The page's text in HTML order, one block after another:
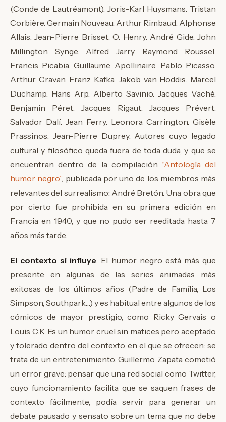
(Conde de Lautréamont). Joris-Karl Huysmans. Tristan
Corbière. Germain Nouveau. Arthur Rimbaud. Alphonse
Allais. Jean-Pierre Brisset. O. Henry. André Gide. John
Millington Synge. Alfred Jarry. Raymond Roussel.
Francis Picabia. Guillaume Apollinaire. Pablo Picasso.
Arthur Cravan. Franz Kafka. Jakob van Hoddis. Marcel
Duchamp. Hans Arp. Alberto Savinio. Jacques Vaché.
Benjamin Péret. Jacques Rigaut. Jacques Prévert.
Salvador Dalí. Jean Ferry. Leonora Carrington. Gisèle
Prassinos. Jean-Pierre Duprey. Autores cuyo legado
cultural y filosófico queda fuera de toda duda, y que se
encuentran dentro de la compilación “Antología del
humor negro”, publicada por uno de los miembros más
relevantes del surrealismo: André Bretón. Una obra que
por cierto fue prohibida en su primera edición en
Francia en 1940, y que no pudo ser reeditada hasta 7
años más tarde.
El contexto sí influye. El humor negro está más que
presente en algunas de las series animadas más
exitosas de los últimos años (Padre de Família, Los
Simpson, Southpark…) y es habitual entre algunos de los
cómicos de mayor prestigio, como Ricky Gervais o
Louis C.K. Es un humor cruel sin matices pero aceptado
y tolerado dentro del contexto en el que se ofrecen: se
trata de un entretenimiento. Guillermo Zapata cometió
un error grave: pensar que una red social como Twitter,
cuyo funcionamiento facilita que se saquen frases de
contexto fácilmente, podía servir para generar un
debate pausado y sensato sobre un tema que no debe